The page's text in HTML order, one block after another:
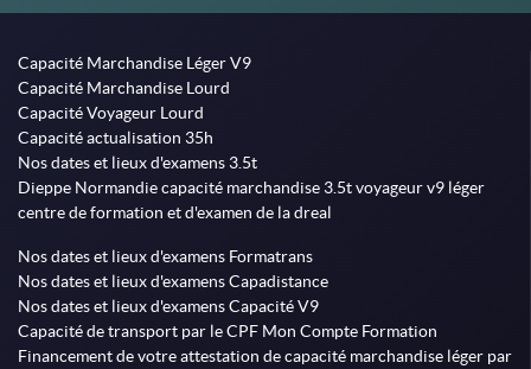
Capacité Marchandise Léger V9
Capacité Marchandise Lourd
Capacité Voyageur Lourd
Capacité actualisation 35h
Nos dates et lieux d'examens 3.5t
Dieppe Normandie capacité marchandise 3.5t voyageur v9 léger
centre de formation et d'examen de la dreal
Nos dates et lieux d'examens Formatrans
Nos dates et lieux d'examens Capadistance
Nos dates et lieux d'examens Capacité V9
Capacité de transport par le CPF Mon Compte Formation
Financement de votre attestation de capacité marchandise léger par